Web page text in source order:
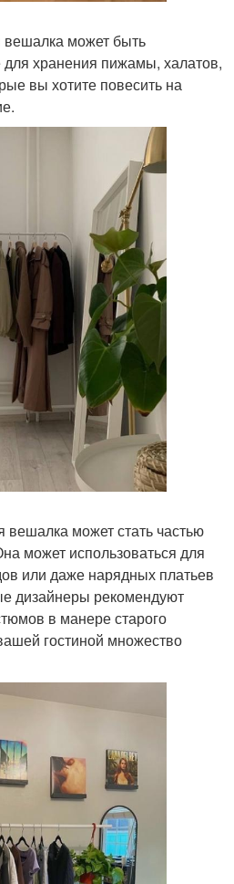
вешалка может быть
для хранения пижамы, халатов,
вы хотите повесить на
вешалка может стать частью
может использоваться для
или даже нарядных платьев
дизайнеры рекомендуют
в манере старого
гостиной множество